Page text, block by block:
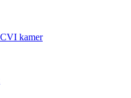
kamer